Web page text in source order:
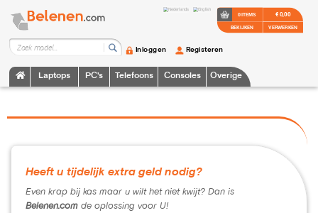
Laptops PC's Telefoons Consoles Overige
Inloggen Registeren
0 ITEMS
BEKIJKEN
€ 0,00
VERWERKEN
Heeft u tijdelijk extra geld nodig?
Even krap bij kas maar u wilt het niet kwijt? Dan is
Belenen.com de oplossing voor U!